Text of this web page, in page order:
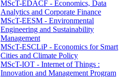
MScT-EDACF - Economics, Data
Analytics and Corporate Finance
MScT-EESM - Environmental
Engineering and Sustainability
Management
MScT-ESCLiP - Economics for Smart
Cities and Climate Policy
MScT-IOT - Internet of Things :
Innovation and Management Program